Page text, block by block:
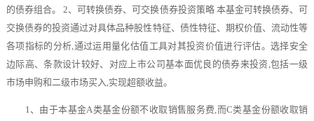
的债券组合。 2、可转换债券、可交换债券投资策略 本基金可转换债券、可
交换债券的投资通过对具体品种股性特征、债性特征、期权价值、流动性等
各项指标的分析,通过运用量化估值工具对其投资价值进行评估。选择安全
边际高、条款设计较好、对应上市公司基本面优良的债券来投资,包括一级
市场申购和二级市场买入,实现超额收益。
1、由于本基金A类基金份额不收取销售服务费,而C类基金份额收取销